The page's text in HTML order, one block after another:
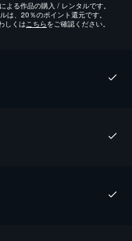
る作品の購入 / レンタルです。
は、20％のポイント還元です。
しくはこちらをご確認ください。